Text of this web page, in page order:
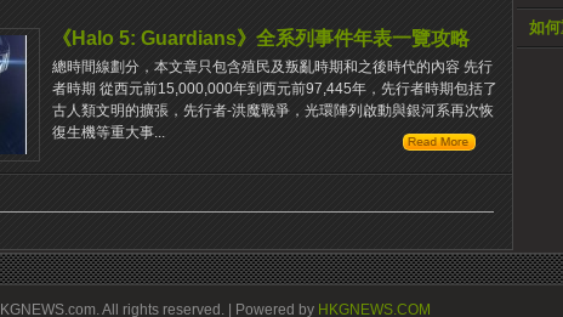
如
《Halo 5: Guardians》全系列事件年表一覽攻略
總時間線劃分，本文章只包含殖民及叛亂時期和之後時代的內容 先行
者時期 從西元前15,000,000年到西元前97,445年，先行者時期包括了
古人類文明的擴張，先行者-洪魔戰爭，光環陣列啟動與銀河系再次恢
復生機等重大事...
All rights reserved. | Powered by HKGNEWS.COM